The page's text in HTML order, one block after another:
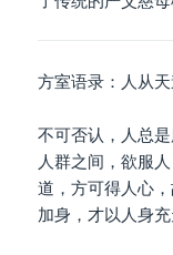
方室语录：人从
不可否认，人总
人群之间，欲服
道，方可得人心
加身，才以人身